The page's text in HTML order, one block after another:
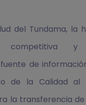
del Tundama, la
competitiva y
de
de la Calidad al
la transferencia